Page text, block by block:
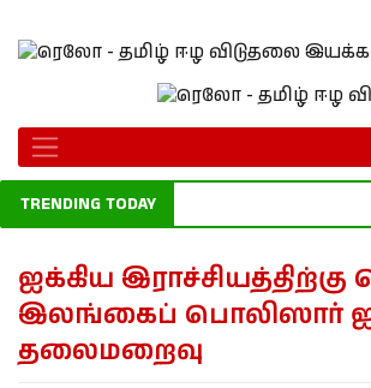
TRENDING TODAY
ஐக்கிய
இலங்கைப் பொலிஸார்
தலைமறைவு